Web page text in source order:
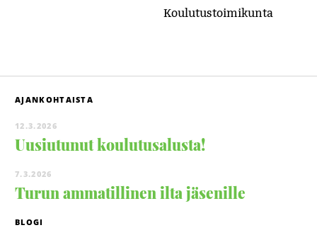
Koulutustoimikunta
AJANKOHTAISTA
12.3.2026
Uusiutunut koulutusalusta!
7.3.2026
Turun ammatillinen ilta jäsenille
BLOGI